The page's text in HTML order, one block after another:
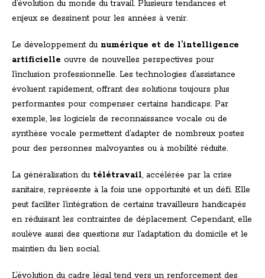
d’évolution du monde du travail. Plusieurs tendances et
enjeux se dessinent pour les années à venir.
Le développement du numérique et de l’intelligence
artificielle ouvre de nouvelles perspectives pour
l’inclusion professionnelle. Les technologies d’assistance
évoluent rapidement, offrant des solutions toujours plus
performantes pour compenser certains handicaps. Par
exemple, les logiciels de reconnaissance vocale ou de
synthèse vocale permettent d’adapter de nombreux postes
pour des personnes malvoyantes ou à mobilité réduite.
La généralisation du télétravail, accélérée par la crise
sanitaire, représente à la fois une opportunité et un défi. Elle
peut faciliter l’intégration de certains travailleurs handicapés
en réduisant les contraintes de déplacement. Cependant, elle
soulève aussi des questions sur l’adaptation du domicile et le
maintien du lien social.
L’évolution du cadre légal tend vers un renforcement des